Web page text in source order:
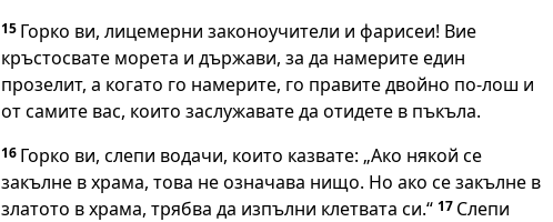
15 Горко ви, лицемерни законоучители и фарисеи! Вие
кръстосвате морета и държави, за да намерите един
прозелит, а когато го намерите, го правите двойно по-лош и
от самите вас, които заслужавате да отидете в пъкъла.
16 Горко ви, слепи водачи, които казвате: „Ако някой се
закълне в храма, това не означава нищо. Но ако се закълне в
златото в храма, трябва да изпълни клетвата си.“ 17 Слепи